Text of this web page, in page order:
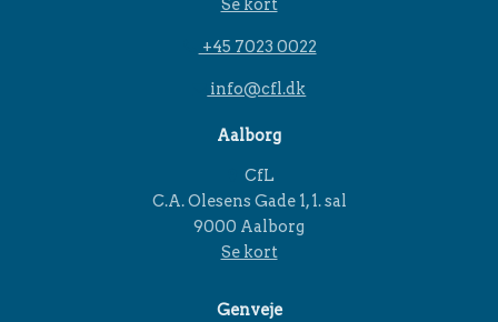
Se kort
+45 7023 0022
info@cfl.dk
Aalborg
CfL
C.A. Olesens Gade 1, 1. sal
9000 Aalborg
Se kort
Genveje